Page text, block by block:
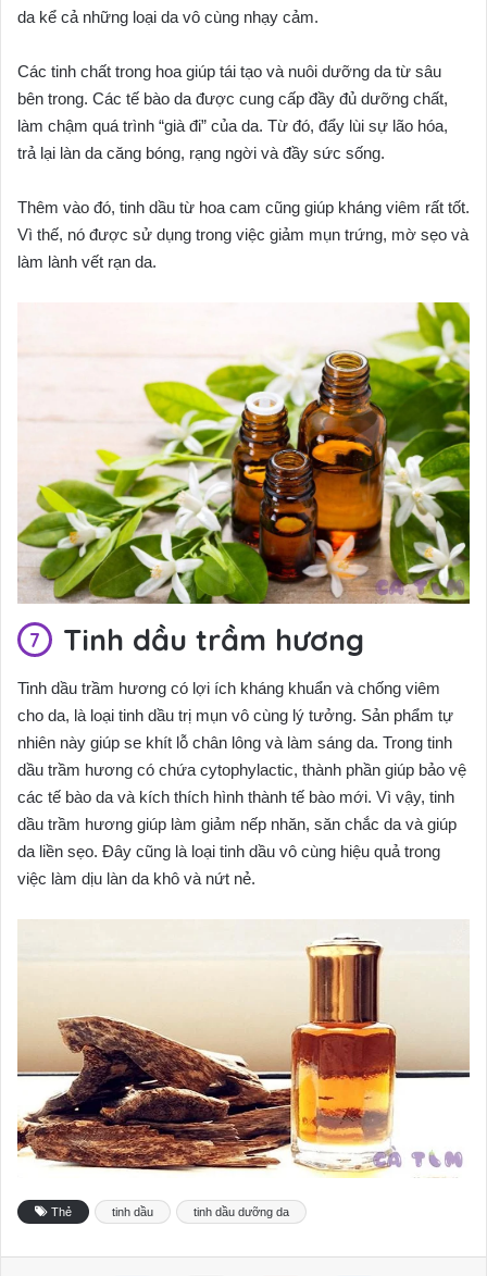
da kể cả những loại da vô cùng nhạy cảm.
Các tinh chất trong hoa giúp tái tạo và nuôi dưỡng da từ sâu
bên trong. Các tế bào da được cung cấp đầy đủ dưỡng chất,
làm chậm quá trình “già đi” của da. Từ đó, đẩy lùi sự lão hóa,
trả lại làn da căng bóng, rạng ngời và đầy sức sống.
Thêm vào đó, tinh dầu từ hoa cam cũng giúp kháng viêm rất tốt.
Vì thế, nó được sử dụng trong việc giảm mụn trứng, mờ sẹo và
làm lành vết rạn da.
Tinh dầu trầm hương
Tinh dầu trầm hương có lợi ích kháng khuẩn và chống viêm
cho da, là loại tinh dầu trị mụn vô cùng lý tưởng. Sản phẩm tự
nhiên này giúp se khít lỗ chân lông và làm sáng da. Trong tinh
dầu trầm hương có chứa cytophylactic, thành phần giúp bảo vệ
các tế bào da và kích thích hình thành tế bào mới. Vì vậy, tinh
dầu trầm hương giúp làm giảm nếp nhăn, săn chắc da và giúp
da liền sẹo. Đây cũng là loại tinh dầu vô cùng hiệu quả trong
việc làm dịu làn da khô và nứt nẻ.
Thẻ tinh dầu tinh dầu dưỡng da